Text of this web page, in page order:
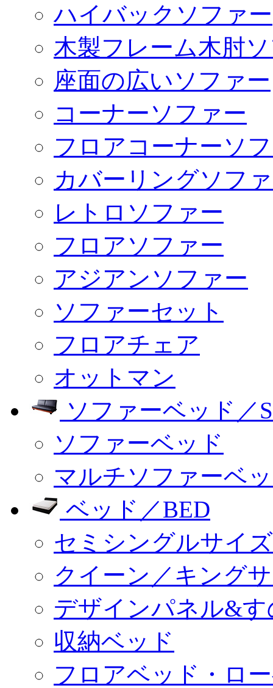
ハイバックソファー
木製フレーム木肘
座面の広いソファー
コーナーソファー
フロアコーナーソ
カバーリングソフ
レトロソファー
フロアソファー
アジアンソファー
ソファーセット
フロアチェア
オットマン
ソファーベッド／
ソファーベッド
マルチソファーベ
ベッド／BED
セミシングルサイ
クイーン／キング
デザインパネル&
収納ベッド
フロアベッド・ロ